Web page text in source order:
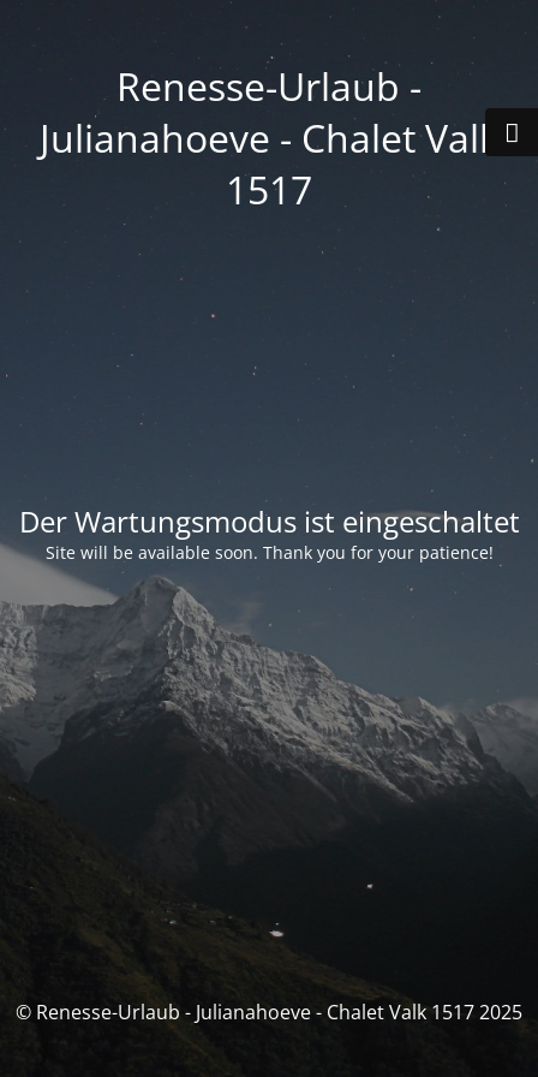
Renesse-Urlaub -
Julianahoeve - Chalet Valk
1517
Der Wartungsmodus ist eingeschaltet
Site will be available soon. Thank you for your patience!
© Renesse-Urlaub - Julianahoeve - Chalet Valk 1517 2025